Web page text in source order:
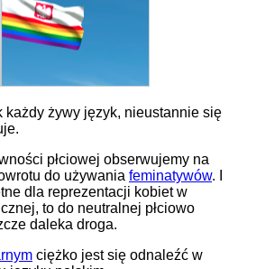
każdy żywy język, nieustannie się
płciowej obserwujemy na
do używania feminatywów. I
dla reprezentacji kobiet w
to do neutralnej płciowo
daleka droga.
ciężko jest się odnaleźć w